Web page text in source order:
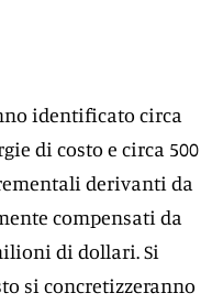
identificato circa
di costo e circa 500
derivanti da
compensati da
di dollari. Si
si concretizzeranno